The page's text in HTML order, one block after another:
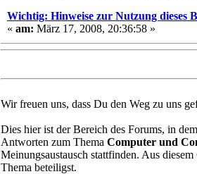
Wichtig: Hinweise zur Nutzung dieses
« am: März 17, 2008, 20:36:58 »
Wir freuen uns, dass Du den Weg zu uns
Dies hier ist der Bereich des Forums, in
Antworten zum Thema Computer und
Meinungsaustausch stattfinden. Aus
Thema beteiligst.